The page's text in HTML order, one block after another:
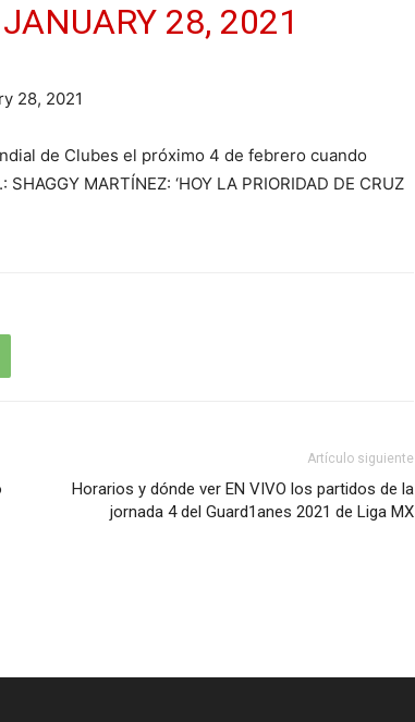
JANUARY 28, 2021
28, 2021
de Clubes el próximo 4 de febrero cuando
MARTÍNEZ: ‘HOY LA PRIORIDAD DE CRUZ
Artículo siguiente
Horarios y dónde ver EN VIVO los partidos de la
jornada 4 del Guard1anes 2021 de Liga MX